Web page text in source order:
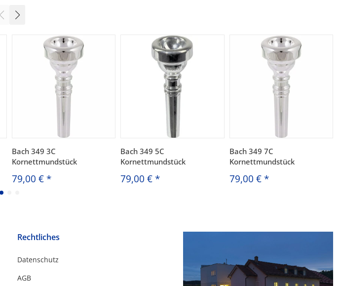
Bach 349 3C
Kornettmundstück
79,00 € *
Bach 349 5C
Kornettmundstück
79,00 € *
Bach 349 7C
Kornettmundstück
79,00 € *
Rechtliches
Datenschutz
AGB